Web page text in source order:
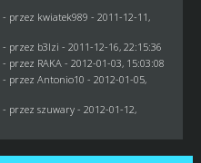
- przez kwiatek989 - 2011-12-11,
- przez b3lzi - 2011-12-16, 22:15:36
- przez RAKA - 2012-01-03, 15:03:08
- przez Antonio10 - 2012-01-05,
- przez szuwary - 2012-01-12,